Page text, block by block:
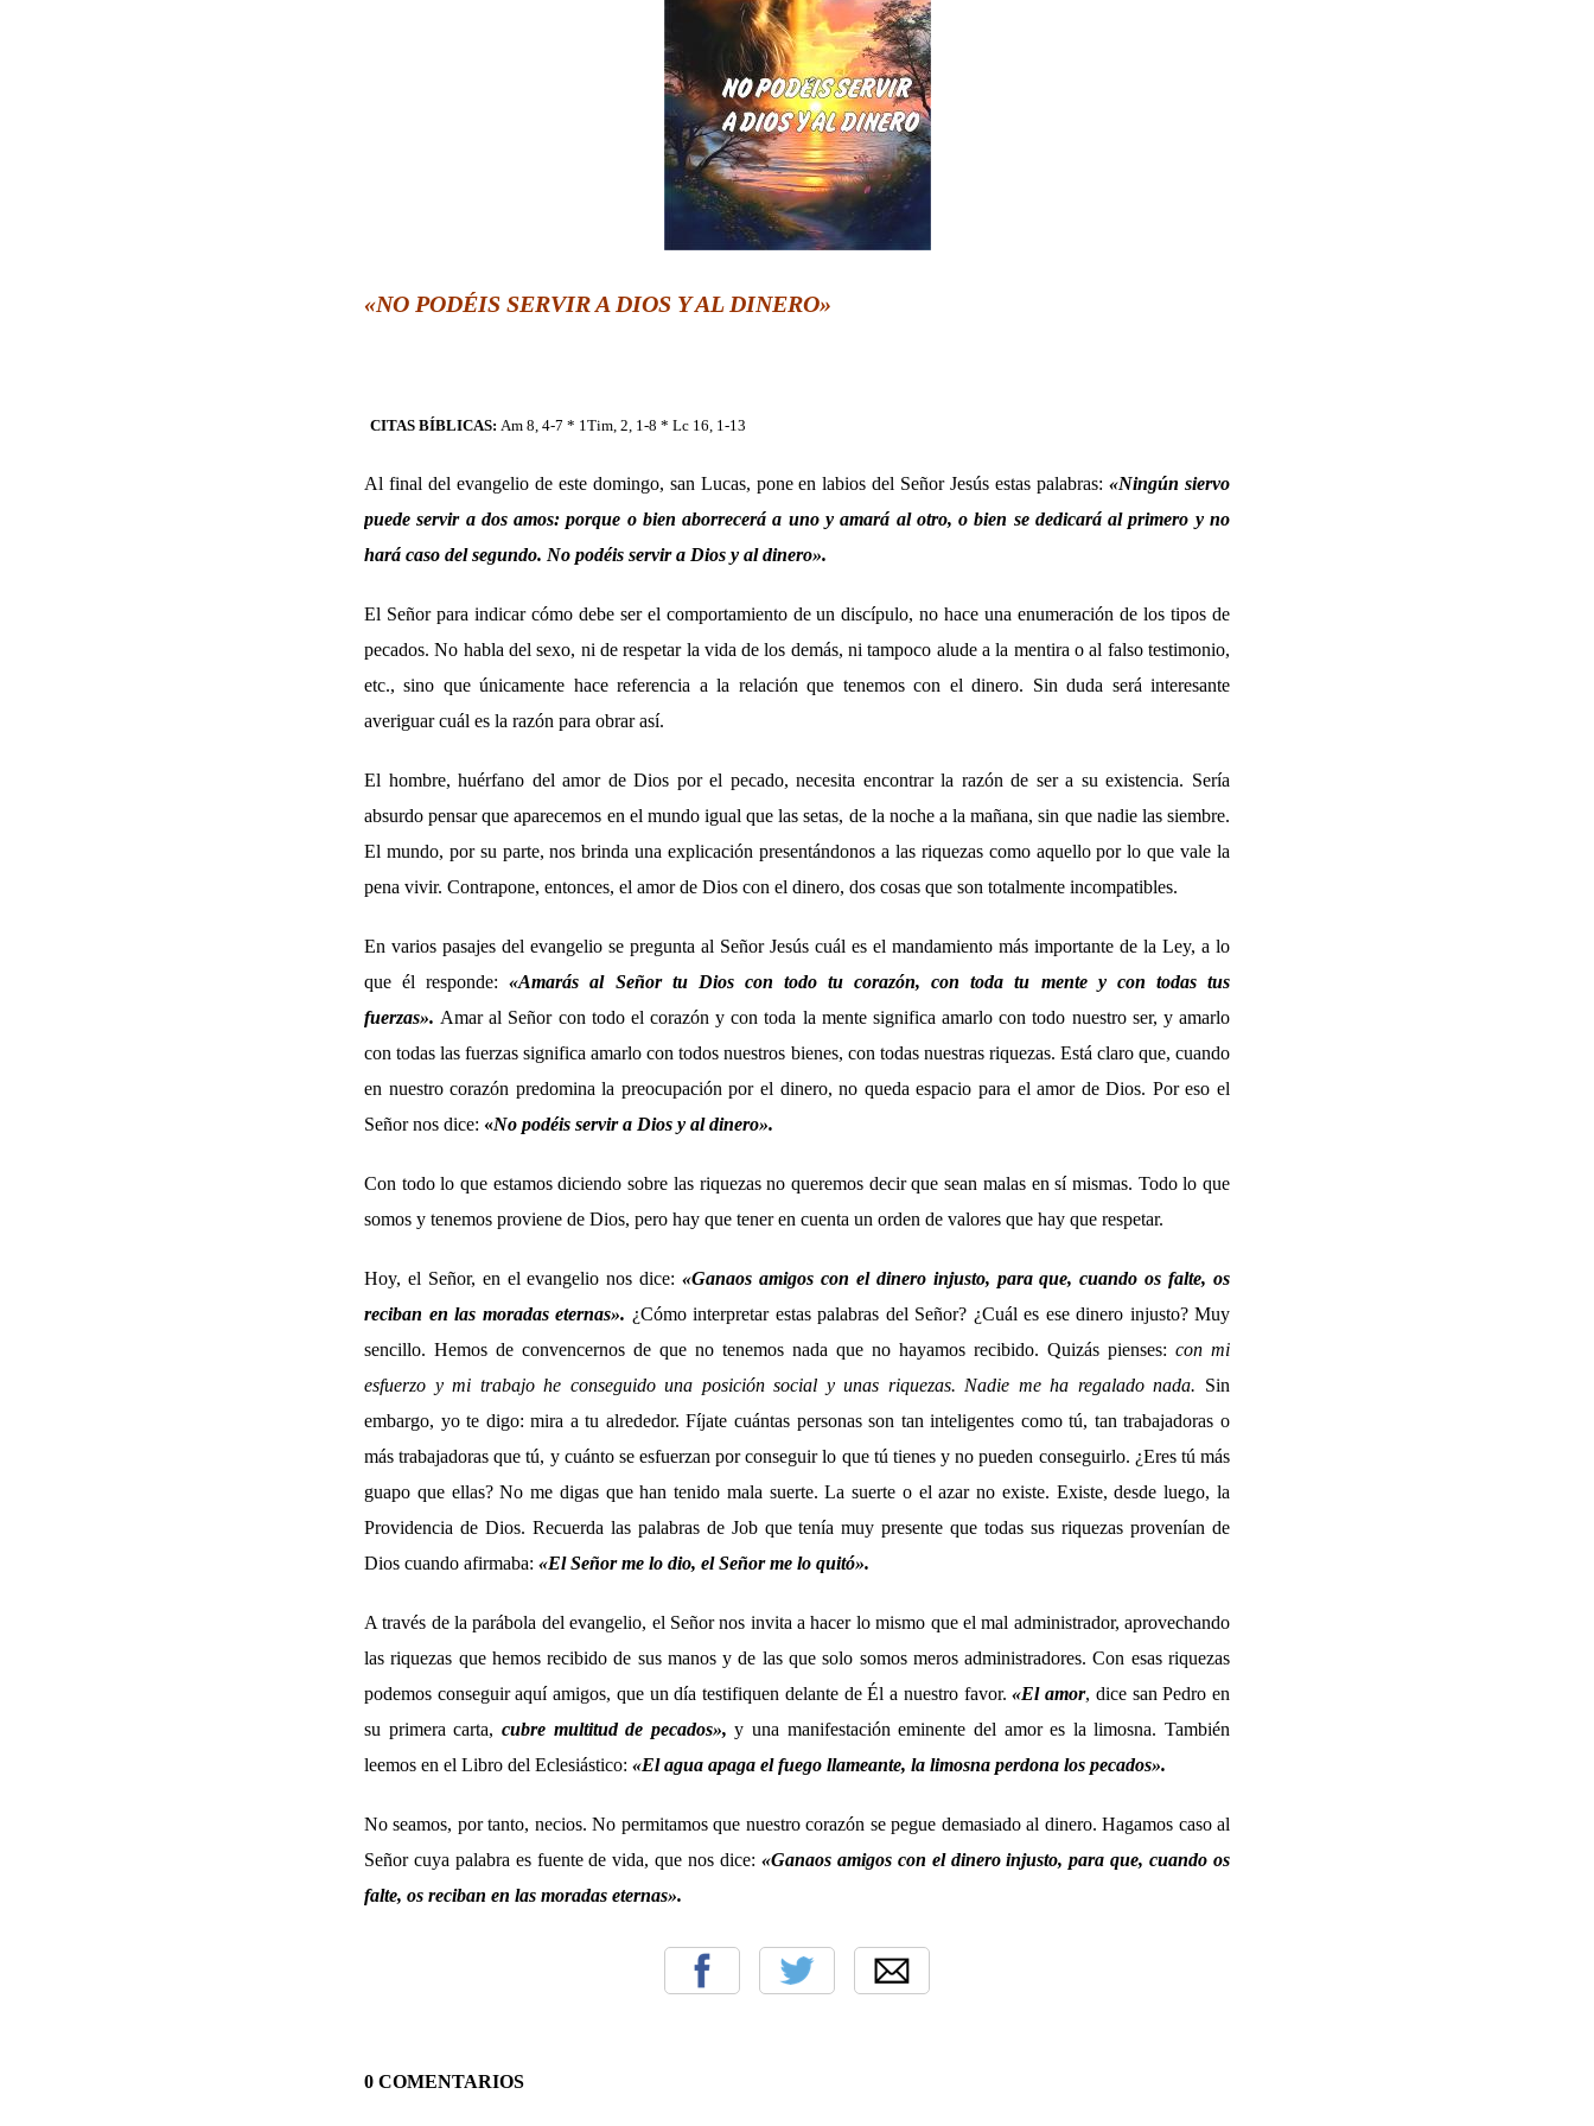
«NO PODÉIS SERVIR A DIOS Y AL DINERO»
CITAS BÍBLICAS: Am 8, 4-7 * 1Tim, 2, 1-8 * Lc 16, 1-13
Al final del evangelio de este domingo, san Lucas, pone en labios del Señor Jesús estas palabras:«Ningún siervo
puede servir a dos amos: porque o bien aborrecerá a uno y amará al otro, o bien se dedicará al primero y no
hará caso del segundo. No podéis servir a Dios y al dinero».
El Señor para indicar cómo debe ser el comportamiento de un discípulo, no hace una enumeración de los tipos de
pecados. No habla del sexo, ni de respetar la vida de los demás, ni tampoco alude a la mentira o al falso testimonio,
etc., sino que únicamente hace referencia a la relación que tenemos con el dinero. Sin duda será interesante
averiguar cuál es la razón para obrar así.
El hombre, huérfano del amor de Dios por el pecado, necesita encontrar la razón de ser a su existencia. Sería
absurdo pensar que aparecemos en el mundo igual que las setas, de la noche a la mañana, sin que nadie las siembre.
El mundo, por su parte, nos brinda una explicación presentándonos a las riquezas como aquello por lo que vale la
pena vivir. Contrapone, entonces, el amor de Dios con el dinero, dos cosas que son totalmente incompatibles.
En varios pasajes del evangelio se pregunta al Señor Jesús cuál es el mandamiento más importante de la Ley, a lo
que él responde:«Amarás al Señor tu Dios con todo tu corazón, con toda tu mente y con todas tus
fuerzas». Amar al Señor con todo el corazón y con toda la mente significa amarlo con todo nuestro ser, y amarlo
con todas las fuerzas significa amarlo con todos nuestros bienes, con todas nuestras riquezas. Está claro que, cuando
en nuestro corazón predomina la preocupación por el dinero, no queda espacio para el amor de Dios. Por eso el
Señor nos dice: «No podéis servir a Dios y al dinero».
Con todo lo que estamos diciendo sobre las riquezas no queremos decir que sean malas en sí mismas. Todo lo que
somos y tenemos proviene de Dios, pero hay que tener en cuenta un orden de valores que hay que respetar.
Hoy, el Señor, en el evangelio nos dice:«Ganaos amigos con el dinero injusto, para que, cuando os falte, os
reciban en las moradas eternas». ¿Cómo interpretar estas palabras del Señor? ¿Cuál es ese dinero injusto? Muy
sencillo. Hemos de convencernos de que no tenemos nada que no hayamos recibido. Quizás pienses: con mi
esfuerzo y mi trabajo he conseguido una posición social y unas riquezas. Nadie me ha regalado nada. Sin
embargo, yo te digo: mira a tu alrededor. Fíjate cuántas personas son tan inteligentes como tú, tan trabajadoras o
más trabajadoras que tú, y cuánto se esfuerzan por conseguir lo que tú tienes y no pueden conseguirlo. ¿Eres tú más
guapo que ellas? No me digas que han tenido mala suerte. La suerte o el azar no existe. Existe, desde luego, la
Providencia de Dios. Recuerda las palabras de Job que tenía muy presente que todas sus riquezas provenían de
Dios cuando afirmaba: «El Señor me lo dio, el Señor me lo quitó».
A través de la parábola del evangelio, el Señor nos invita a hacer lo mismo que el mal administrador, aprovechando
las riquezas que hemos recibido de sus manos y de las que solo somos meros administradores. Con esas riquezas
podemos conseguir aquí amigos, que un día testifiquen delante de Él a nuestro favor.«El amor, dice san Pedro en
su primera carta, cubre multitud de pecados»,y una manifestación eminente del amor es la limosna. También
leemos en el Libro del Eclesiástico: «El agua apaga el fuego llameante, la limosna perdona los pecados».
No seamos, por tanto, necios. No permitamos que nuestro corazón se pegue demasiado al dinero. Hagamos caso al
Señor cuya palabra es fuente de vida, que nos dice: «Ganaos amigos con el dinero injusto, para que, cuando os
falte, os reciban en las moradas eternas».
0 COMENTARIOS